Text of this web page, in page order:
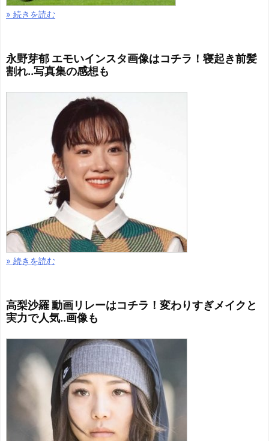
» 続きを読む
永野芽郁 エモいインスタ画像はコチラ！寝起き前髪
割れ..写真集の感想も
» 続きを読む
高梨沙羅 動画リレーはコチラ！変わりすぎメイクと
実力で人気..画像も